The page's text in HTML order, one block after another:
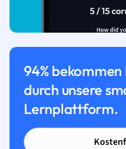
94%
durch unsere
Lernplattform.